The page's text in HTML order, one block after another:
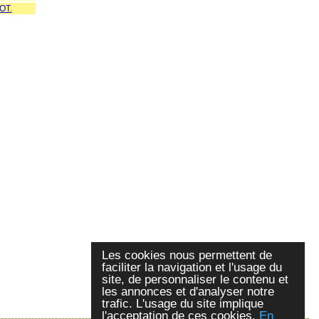
Les cookies nous permettent de
faciliter la navigation et l'usage du
site, de personnaliser le contenu et
les annonces et d'analyser notre
trafic. L'usage du site implique
l'acceptation de ces cookies. En